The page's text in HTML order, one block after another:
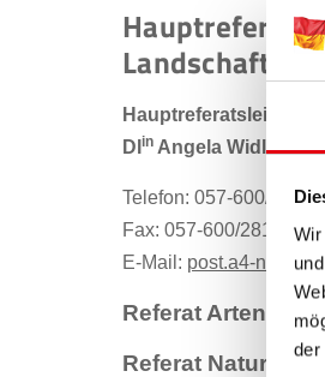
der
Hauptreferat
Hauptreferatsleiterin:
DI in Angela Widlhofer,
Telefon: 057-600/3038
Fax: 057-600/2817
E-Mail: post.a4-natur-
Referat Arten-
Referat